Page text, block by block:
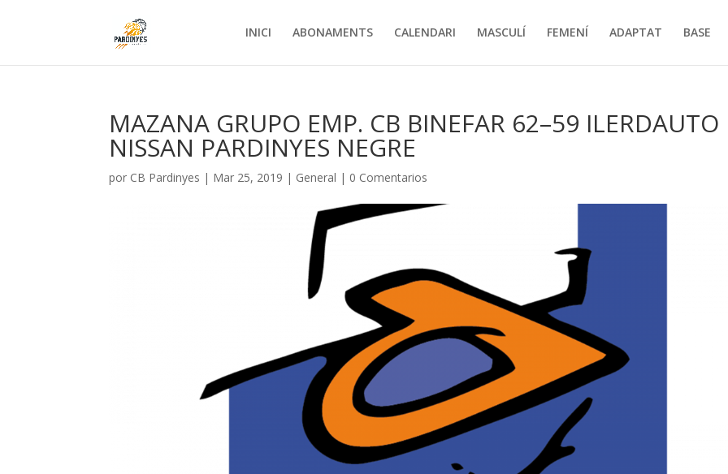
INICI ABONAMENTS CALENDARI MASCULÍ FEMENÍ ADAPTAT BASE
MAZANA GRUPO EMP. CB BINEFAR 62–59 ILERDAUTO
NISSAN PARDINYES NEGRE
por CB Pardinyes | Mar 25, 2019 | General | 0 Comentarios